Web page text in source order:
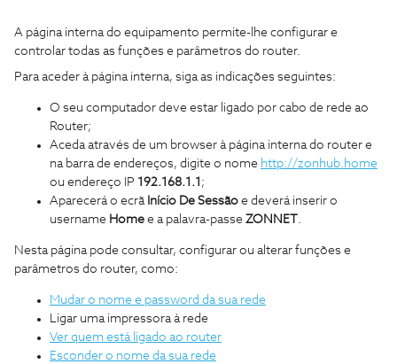
A página interna do equipamento permite-lhe configurar e
controlar todas as funções e parâmetros do router.
Para aceder à página interna, siga as indicações seguintes:
O seu computador deve estar ligado por cabo de rede ao
Router;
Aceda através de um browser à página interna do router e
na barra de endereços, digite o nome http://zonhub.home
ou endereço IP 192.168.1.1 ;
Aparecerá o ecrã Início De Sessão e deverá inserir o
username Home e a palavra-passe ZONNET .
Nesta página pode consultar, configurar ou alterar funções e
parâmetros do router, como:
Mudar o nome e password da sua rede
Ligar uma impressora à rede
Ver quem está ligado ao router
Esconder o nome da sua rede